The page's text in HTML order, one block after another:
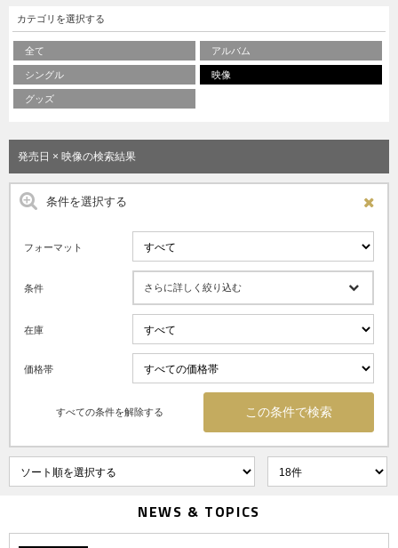
カテゴリを選択する
全て アルバム
シングル 映像
グッズ
発売日 × 映像の検索結果
条件を選択する
フォーマット
条件 さらに詳しく絞り込む
在庫
価格帯
すべての条件を解除する
NEWS & TOPICS